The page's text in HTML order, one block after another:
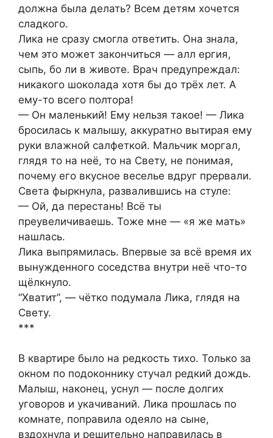
должна была делать? Всем детям хочется
сладкого.
Лика не сразу смогла ответить. Она знала,
чем это может закончиться — алл ергия,
сыпь, бо ли в животе. Врач предупреждал:
никакого шоколада хотя бы до трёх лет. А
ему-то всего полтора!
— Он маленький! Ему нельзя такое! — Лика
бросилась к малышу, аккуратно вытирая ему
руки влажной салфеткой. Мальчик моргал,
глядя то на неё, то на Свету, не понимая,
почему его вкусное веселье вдруг прервали.
Света фыркнула, развалившись на стуле:
— Ой, да перестань! Всё ты
преувеличиваешь. Тоже мне — «я же мать»
нашлась.
Лика выпрямилась. Впервые за всё время их
вынужденного соседства внутри неё что-то
щёлкнуло.
“Хватит”, — чётко подумала Лика, глядя на
Свету.
***
В квартире было на редкость тихо. Только за
окном по подоконнику стучал редкий дождь.
Малыш, наконец, уснул — после долгих
уговоров и укачиваний. Лика прошлась по
комнате, поправила одеяло на сыне,
вздохнула и решительно направилась в